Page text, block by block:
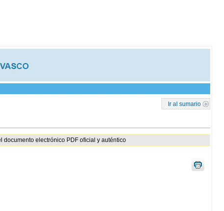
Ir al sumario
documento electrónico PDF oficial y auténtico